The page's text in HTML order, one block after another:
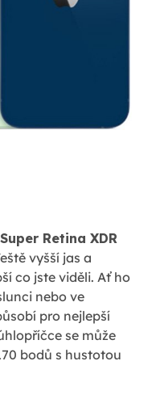
Super Retina XDR
vyšší jas a
co jste viděli. Ať ho
nebo ve
pro nejlepší
se může
bodů s hustotou